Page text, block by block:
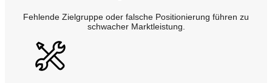
Fehlende Zielgruppe oder falsche Positionierung führen zu
schwacher Marktleistung.